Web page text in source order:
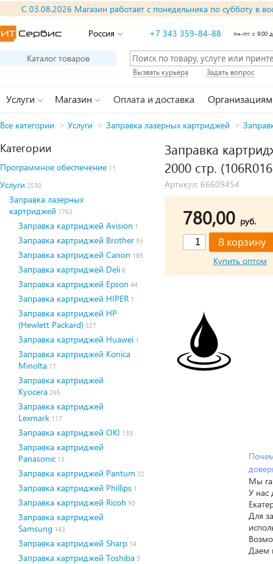
С 03.08.2026 Магазин работает с понедельника по субботу в
Россия +7 343 359-84-88 пн-пт: с 9:00
Каталог товаров
Вызвать курьера Задать вопрос
Услуги Магазин Оплата и доставка Организациям
Все категории > Услуги > Заправка лазерных картриджей >
Категории
Программное обеспечение 11
Услуги 2530
Заправка лазерных
картриджей 1763
Заправка картриджей Avision 1
Заправка картриджей Brother 93
Заправка картриджей Canon 185
Заправка картриджей Deli 6
Заправка картриджей Epson 44
Заправка картриджей HIPER 1
Заправка картриджей HP
(Hewlett Packard) 327
Заправка картриджей Huawei 1
Заправка картриджей Konica
Minolta 17
Заправка картриджей
Kyocera 265
Заправка картриджей
Lexmark 117
Заправка картриджей OKI 139
Заправка картриджей
Panasonic 13
Заправка картриджей Pantum 32
Заправка картриджей Phillips 1
Заправка картриджей Ricoh 90
Заправка картриджей
Samsung 143
Заправка картриджей Sharp 14
Заправка картриджей Toshiba 3
Заправка
2000 стр.
Артикул: 66609454
780,00 руб.
Купить оптом
Мы
У нас
Для
Даем